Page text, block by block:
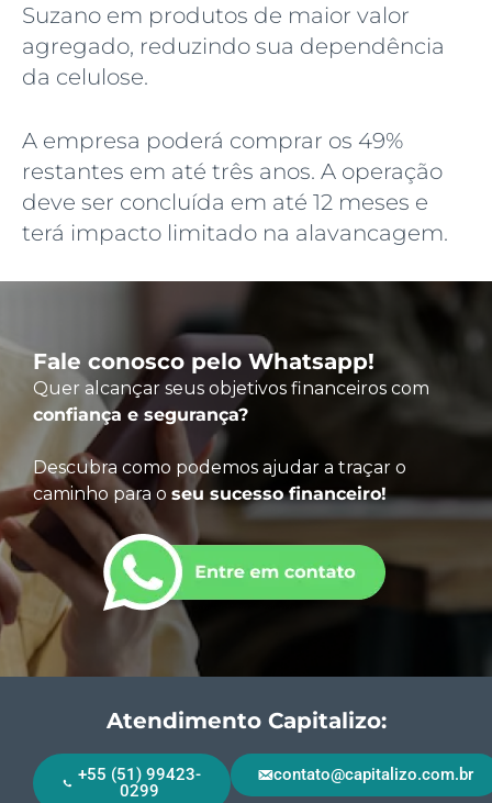
Suzano em produtos de maior valor
agregado, reduzindo sua dependência
da celulose.
A empresa poderá comprar os 49%
restantes em até três anos. A operação
deve ser concluída em até 12 meses e
terá impacto limitado na alavancagem.
Fale conosco pelo Whatsapp!
Quer alcançar seus objetivos financeiros com
confiança e segurança?
Descubra como podemos ajudar a traçar o
caminho para o seu sucesso financeiro!
Atendimento Capitalizo:
+55 (51) 99423-
0299
contato@capitalizo.com.br